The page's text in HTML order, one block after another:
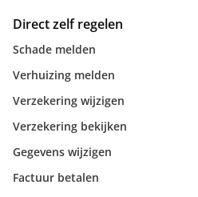
Direct zelf regelen
Schade melden
Verhuizing melden
Verzekering wijzigen
Verzekering bekijken
Gegevens wijzigen
Factuur betalen